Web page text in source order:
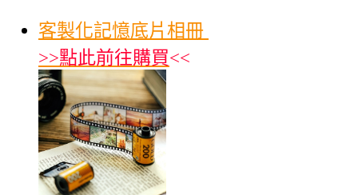
客製化記憶底片相冊
>>點此前往購買<<